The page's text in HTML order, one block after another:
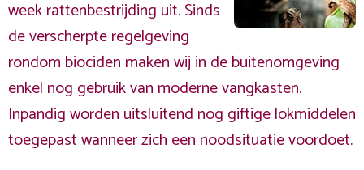
week rattenbestrijding uit. Sinds
de verscherpte regelgeving
rondom biociden maken wij in de buitenomgeving
enkel nog gebruik van moderne vangkasten.
Inpandig worden uitsluitend nog giftige lokmiddelen
toegepast wanneer zich een noodsituatie voordoet.